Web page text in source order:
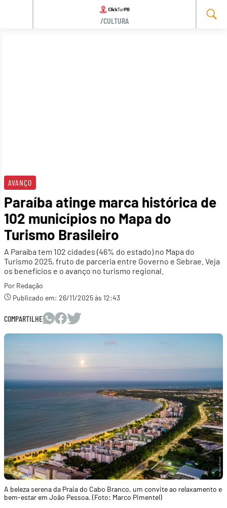
/CULTURA
AVANÇO
Paraíba atinge marca histórica de
102 municípios no Mapa do
Turismo Brasileiro
A Paraíba tem 102 cidades (46% do estado) no Mapa do
Turismo 2025, fruto de parceria entre Governo e Sebrae. Veja
os benefícios e o avanço no turismo regional.
Por Redação
Publicado em: 26/11/2025 às 12:43
COMPARTILHE
A beleza serena da Praia do Cabo Branco, um convite ao relaxamento e
bem-estar em João Pessoa. (Foto: Marco Pimentel)